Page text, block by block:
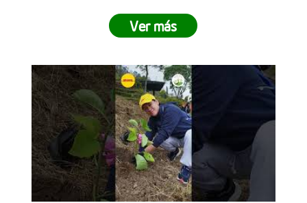
información sobre cómo puedes unirte, visita
nuestro sitio web www.reddearboles.org
Ver más